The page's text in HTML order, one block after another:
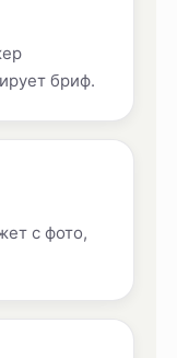
бриф.
с фото,